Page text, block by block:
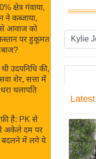
क्षेत्र गंवाया,
ने कब्जाया,
से आवाज को
पर हुकूमत
उदयनिधि की,
शेर, सत्ता में
थलापति
है: PK से
अकेले दम पर
बदलने में लगे ये
Latest